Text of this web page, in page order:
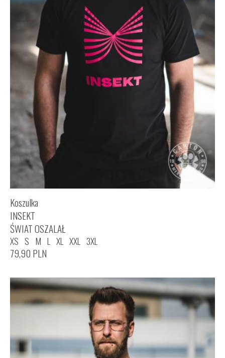
Koszulka
INSEKT
ŚWIAT OSZALAŁ
XS S M L XL XXL 3XL
79,90 PLN